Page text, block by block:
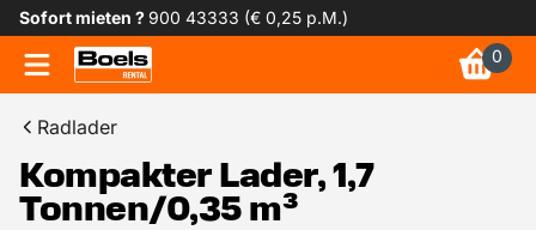
Sofort mieten ?900 43333 (€ 0,25 p.M.)
0
Radlader
Kompakter Lader, 1,7
Tonnen/0,35 m³